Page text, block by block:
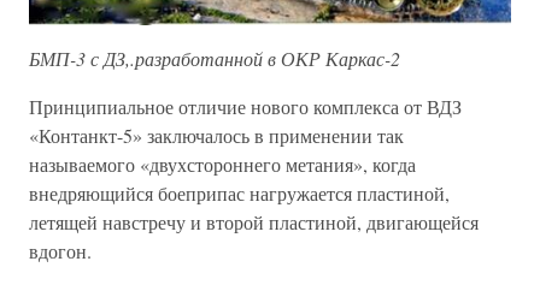
БМП-3 с ДЗ,.разработанной в ОКР Каркас-2
Принципиальное отличие нового комплекса от ВДЗ
«Контанкт-5» заключалось в применении так
называемого «двухстороннего метания», когда
внедряющийся боеприпас нагружается пластиной,
летящей навстречу и второй пластиной, двигающейся
вдогон.